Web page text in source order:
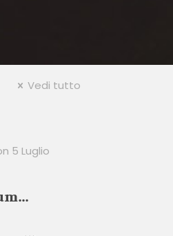
Vedi tutto
5 Luglio